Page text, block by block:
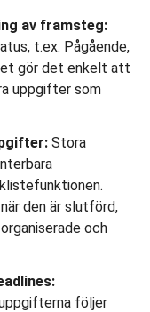
av framsteg:
t.ex. Pågående,
gör det enkelt att
uppgifter som
Stora
den är slutförd,
och
följer